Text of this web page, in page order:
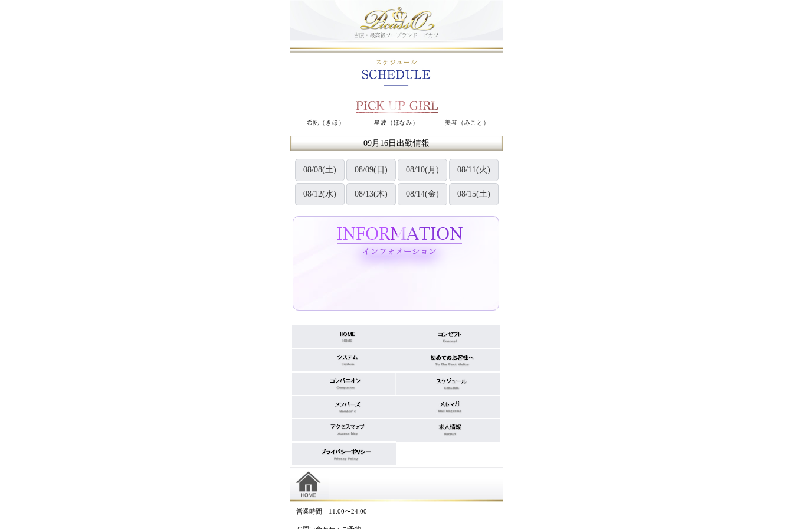
希帆（きほ） 星波（ほなみ） 美琴（みこと）
09月16日出勤情報
08/08(土) 08/09(日) 08/10(月) 08/11(火)
08/12(水) 08/13(木) 08/14(金) 08/15(土)
営業時間 11:00〜24:00